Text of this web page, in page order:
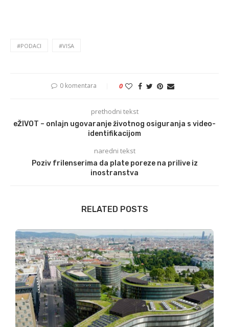
#PODACI #VISA
0 komentara 0
prethodni tekst
eŽIVOT – onlajn ugovaranje životnog osiguranja s video-
identifikacijom
naredni tekst
Poziv frilenserima da plate poreze na prilive iz
inostranstva
RELATED POSTS